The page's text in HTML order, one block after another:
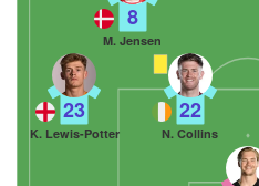
23
K. Lewis-Potter
22
N. Collins
8
M. Jensen